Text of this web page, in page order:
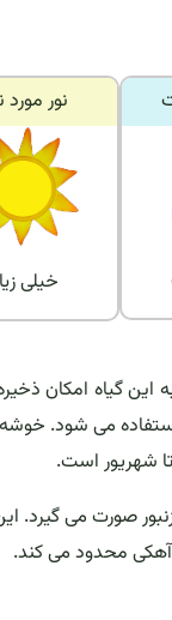
نور مورد
خیلی
این گیاه امکان
می شود. خوشه
صورت می گیرد.
آهکی محدود می کند.